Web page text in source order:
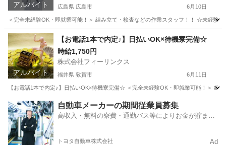
アルバイト 広島県 広島市 6月10日
＜完全未経験OK・即就業可能！＞ 組み立て・検査などの作業スタッフ！！ ☆未経
広島 広島市 工場 時給
アルバイト
【お電話1本で内定♪】日払いOK×待機寮完備☆
時給1,750円
株式会社フィーリンクス
福井県 敦賀市 6月11日
【お電話1本で内定♪】日払いOK×待機寮完備☆ ＜完全未経験OK・即就業可能！＞
福井 敦賀市 工場 時給
自動車メーカーの期間従業員募集
高収入・無料の寮費・通勤バス等によりお金が貯まり
トヨタ自動車株式会社 Ad